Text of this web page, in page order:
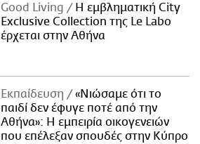
Good Living
Η εμβληματική City
Exclusive Collection της Le Labo
έρχεται στην Αθήνα
Εκπαίδευση
«Νιώσαμε ότι το
παιδί δεν έφυγε ποτέ από την
Αθήνα»: Η εμπειρία οικογενειών
που επέλεξαν σπουδές στην Κύπρο